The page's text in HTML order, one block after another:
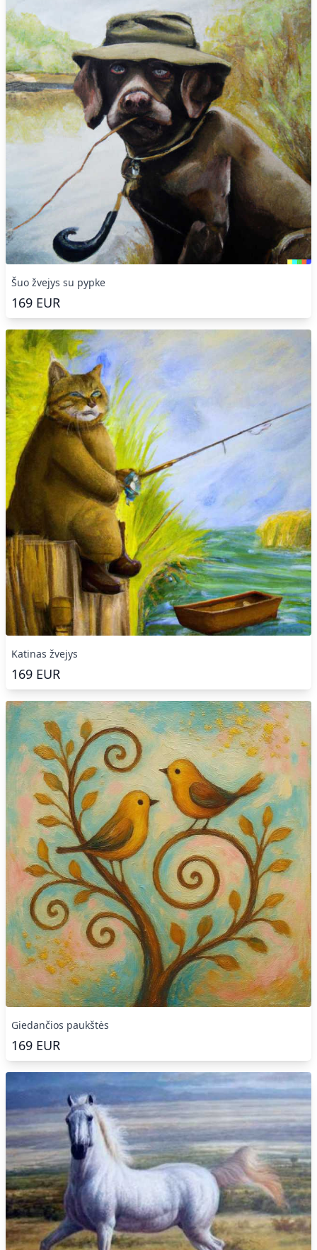
Šuo žvejys su pypke
169 EUR
Katinas žvejys
169 EUR
Giedančios paukštės
169 EUR